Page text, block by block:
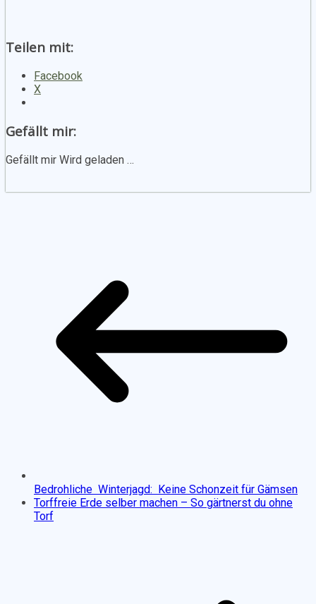
Teilen mit:
Facebook
X
Gefällt mir:
Gefällt mir Wird geladen …
Bedrohliche Winterjagd: Keine Schonzeit für Gämsen
Torffreie Erde selber machen – So gärtnerst du ohne
Torf